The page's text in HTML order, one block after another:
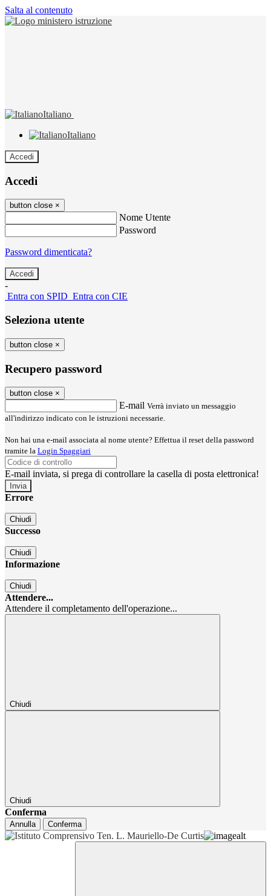
Salta al contenuto
Italiano
Italiano
Accedi
Accedi
button close ×
Nome Utente
Password
Password dimenticata?
-
Entra con SPID Entra con CIE
Seleziona utente
button close ×
Recupero password
button close ×
E-mail Verrà inviato un messaggio
all'indirizzo indicato con le istruzioni necessarie.
Non hai una e-mail associata al nome utente? Effettua il reset della password
tramite la Login Spaggiari
E-mail inviata, si prega di controllare la casella di posta elettronica!
Errore
Chiudi
Successo
Chiudi
Informazione
Chiudi
Attendere...
Attendere il completamento dell'operazione...
Chiudi
Chiudi
Conferma
Annulla Conferma